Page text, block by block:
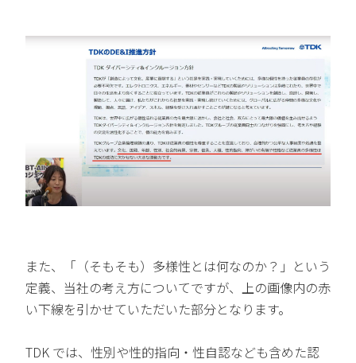
また、「（そもそも）多様性とは何なのか？」という
定義、当社の考え方についてですが、上の画像内の赤
い下線を引かせていただいた部分となります。
TDK では、性別や性的指向・性自認なども含めた認